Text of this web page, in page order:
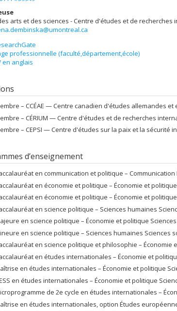
arts et des sciences - Centre d'études et de recherches
professionnelle (faculté,département,école)
en anglais
– CCÉAE — Centre canadien d'études allemandes et
– CÉRIUM — Centre d'études et de recherches
– CEPSI — Centre d'études sur la paix et la sécurité
d’enseignement
en communication et politique –
en économie et politique – Économie et politique
en économie et politique – Économie et politique
en science politique – Sciences humaines
en science politique – Économie et politique
en science politique – Sciences humaines Sciences
en science politique et philosophie – Économie
en études internationales – Économie et
en études internationales – Économie et politique
en études internationales – Économie et politique
de 2e cycle en études internationales –
en études internationales, option Études